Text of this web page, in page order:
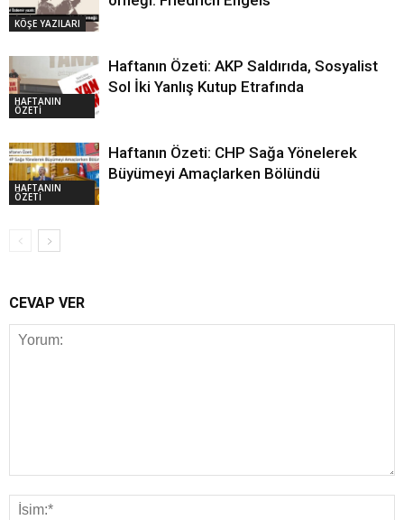
KÖŞE YAZILARI
HAFTANIN
ÖZETİ
Haftanın Özeti: AKP Saldırıda, Sosyalist
Sol İki Yanlış Kutup Etrafında
HAFTANIN
ÖZETİ
Haftanın Özeti: CHP Sağa Yönelerek
Büyümeyi Amaçlarken Bölündü
CEVAP VER